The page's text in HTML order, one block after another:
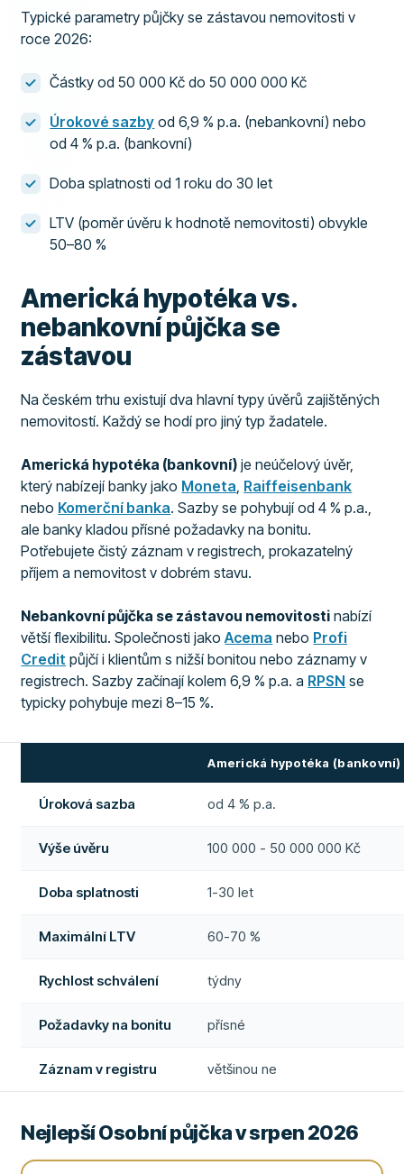
Typické parametry půjčky se zástavou nemovitosti v
roce 2026:
Částky od 50 000 Kč do 50 000 000 Kč
Úrokové sazby od 6,9 % p.a. (nebankovní) nebo
od 4 % p.a. (bankovní)
Doba splatnosti od 1 roku do 30 let
LTV (poměr úvěru k hodnotě nemovitosti) obvykle
50–80 %
Americká hypotéka vs.
nebankovní půjčka se
zástavou
Na českém trhu existují dva hlavní typy úvěrů zajištěných
nemovitostí. Každý se hodí pro jiný typ žadatele.
Americká hypotéka (bankovní) je neúčelový úvěr,
který nabízejí banky jako Moneta Raiffeisenbank
nebo Komerční banka. Sazby se pohybují od 4 % p.a.,
ale banky kladou přísné požadavky na bonitu.
Potřebujete čistý záznam v registrech, prokazatelný
příjem a nemovitost v dobrém stavu.
Nebankovní půjčka se zástavou nemovitosti nabízí
větší flexibilitu. Společnosti jakoAcema nebo Profi
Credit půjčí i klientům s nižší bonitou nebo záznamy v
registrech. Sazby začínají kolem 6,9 % p.a. a RPSN se
typicky pohybuje mezi 8–15 %.
Americká hypotéka (bankovní)
Úroková sazba od 4 % p.a.
Výše úvěru 100 000 - 50 000 000 Kč
Doba splatnosti 1-30 let
Maximální LTV 60-70 %
Rychlost schválení týdny
Požadavky na bonitu přísné
Záznam v registru většinou ne
Nejlepší Osobní půjčka v srpen 2026